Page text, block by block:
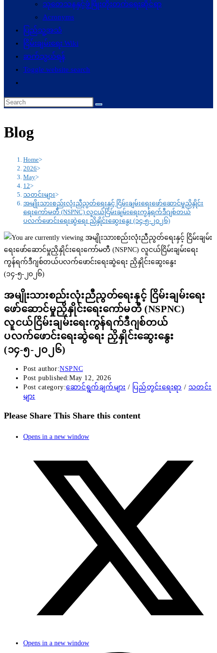
သုတေသနနှင့်ဖွံ့ဖြိုးတိုးတက်ရေးဆိုင်ရာ
Acronyms
ပြည်သူ့အသံ
ငြိမ်းချမ်းရေး Wiki
ဆက်သွယ်ရန်
Toggle website search
Blog
Home>
2026>
May>
12>
သတင်းများ>
အမျိုးသားစည်းလုံးညီညွတ်ရေးနှင့် ငြိမ်းချမ်းရေးဖော်ဆောင်မှုညှိနှိုင်း
ရေးကော်မတီ (NSPNC) လူငယ်ငြိမ်းချမ်းရေးကွန်ရက်ဒီဂျစ်တယ်
ပလက်ဖောင်းရေးဆွဲရေး ညှိနှိုင်းဆွေးနွေး (၁၄-၅-၂၀၂၆)
အမျိုးသားစည်းလုံးညီညွတ်ရေးနှင့် ငြိမ်းချမ်းရေး
ဖော်ဆောင်မှုညှိနှိုင်းရေးကော်မတီ (NSPNC)
လူငယ်ငြိမ်းချမ်းရေးကွန်ရက်ဒီဂျစ်တယ်
ပလက်ဖောင်းရေးဆွဲရေး ညှိနှိုင်းဆွေးနွေး
(၁၄-၅-၂၀၂၆)
Post author:NSPNC
Post published:May 12, 2026
Post category:ဆောင်ရွက်ချက်များ / ပြည်တွင်းရေးရာ / သတင်း
များ
Please Share This Share this content
Opens in a new window
Opens in a new window